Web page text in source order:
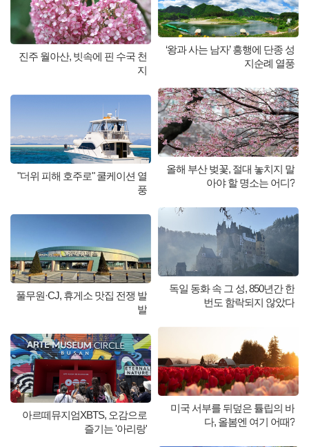
진주 월아산, 빗속에 핀 수국 천
지
"더위 피해 호주로" 쿨케이션 열
풍
풀무원·CJ, 휴게소 맛집 전쟁 발
발
아르떼뮤지엄XBTS, 오감으로
즐기는 '아리랑'
‘왕과 사는 남자’ 흥행에 단종 성
지순례 열풍
올해 부산 벚꽃, 절대 놓치지 말
아야 할 명소는 어디?
독일 동화 속 그 성, 850년간 한
번도 함락되지 않았다
미국 서부를 뒤덮은 튤립의 바
다, 올봄엔 여기 어때?